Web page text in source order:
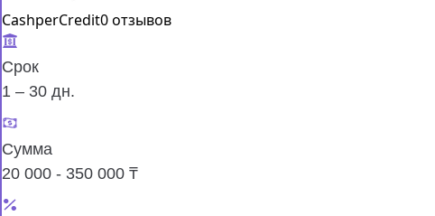
CashperCredit0 отзывов
Срок
1 – 30 дн.
Сумма
20 000 - 350 000 ₸